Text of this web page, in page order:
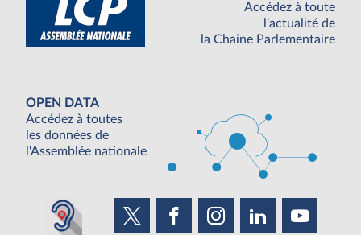
Accédez à toute
l'actualité de
la Chaine Parlementaire
OPEN DATA
Accédez à toutes
les données de
l'Assemblée nationale